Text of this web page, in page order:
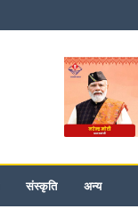
संस्कृति अन्य